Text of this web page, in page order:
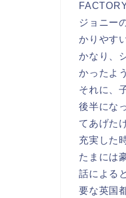
ジョニー
かりやす
かなり、
かったよ
それに、
後半にな
てあげた
充実した
たまには
話による
要な英国